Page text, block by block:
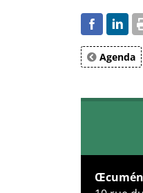
Agenda